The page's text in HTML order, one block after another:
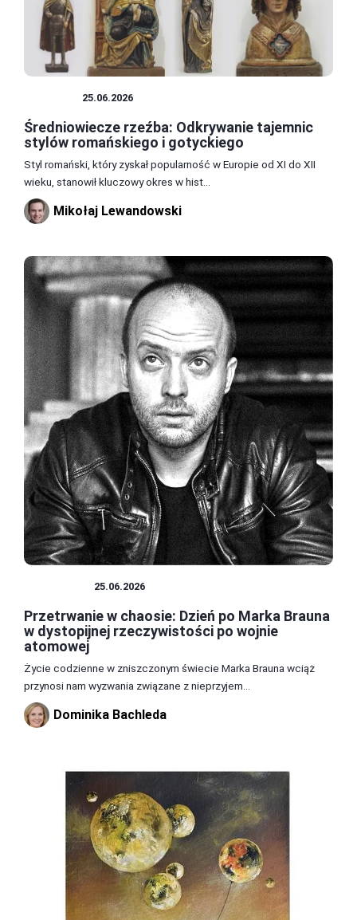
25.06.2026
Średniowiecze rzeźba: Odkrywanie tajemnic
stylów romańskiego i gotyckiego
Styl romański, który zyskał popularność w Europie od XI do XII
wieku, stanowił kluczowy okres w hist...
Mikołaj Lewandowski
25.06.2026
Przetrwanie w chaosie: Dzień po Marka Brauna
w dystopijnej rzeczywistości po wojnie
atomowej
Życie codzienne w zniszczonym świecie Marka Brauna wciąż
przynosi nam wyzwania związane z nieprzyjem...
Dominika Bachleda